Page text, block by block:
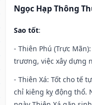
Ngọc Hạp Thông
Sao tốt:
- Thiên Phú (Trực
trương, việc xây dựng
- Thiên Xá: Tốt cho tế
chỉ kiêng kỵ động thổ.